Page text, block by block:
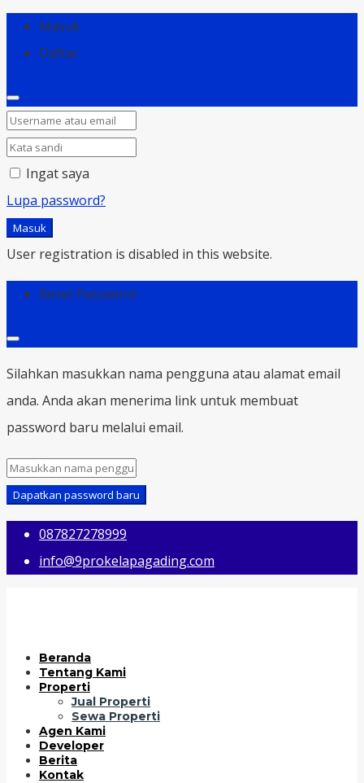
Masuk
Daftar
Ingat saya
Lupa password?
Masuk
User registration is disabled in this website.
Reset Password
Silahkan masukkan nama pengguna atau alamat email
anda. Anda akan menerima link untuk membuat
password baru melalui email.
Dapatkan password baru
087827278999
info@9prokelapagading.com
Beranda
Tentang Kami
Properti
Jual Properti
Sewa Properti
Agen Kami
Developer
Berita
Kontak